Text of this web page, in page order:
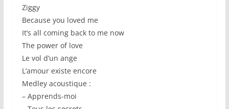
Ziggy
Because you loved me
It’s all coming back to me now
The power of love
Le vol d’un ange
L’amour existe encore
Medley acoustique :
– Apprends-moi